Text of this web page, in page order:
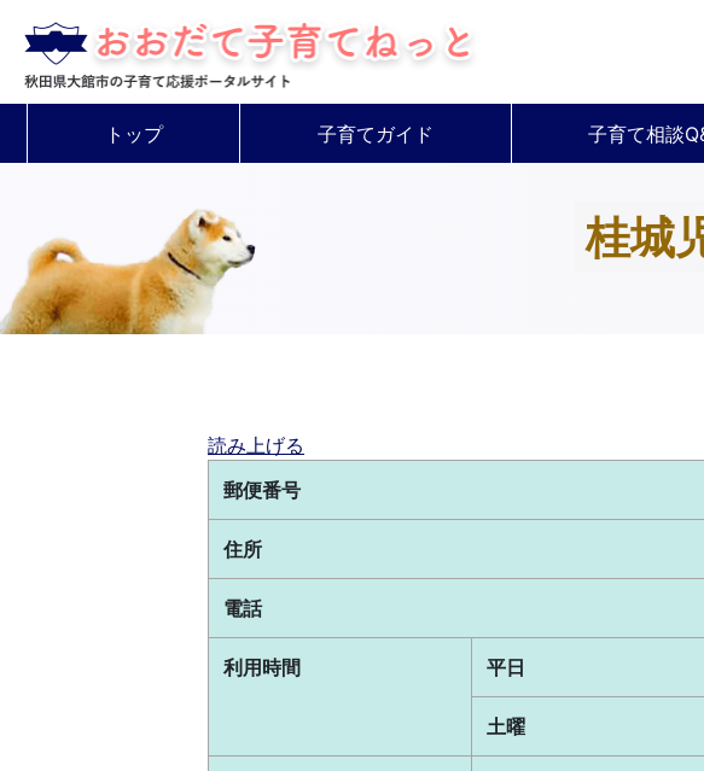
トップ 子育てガイド 子育て相談
桂城
読み上げる
郵便番号
住所
電話
利用時間 平日
土曜